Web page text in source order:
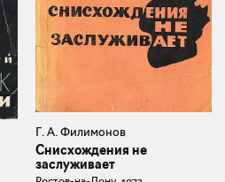
Г. А. Филимонов
Снисхождения не
заслуживает